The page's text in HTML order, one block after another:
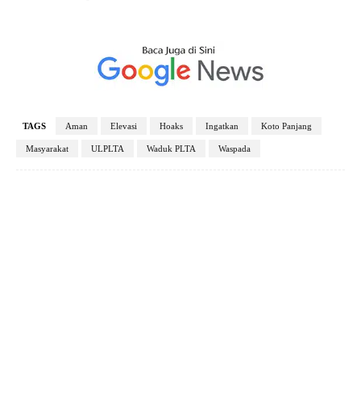
TAGS Aman Elevasi Hoaks Ingatkan Koto Panjang
Masyarakat ULPLTA Waduk PLTA Waspada